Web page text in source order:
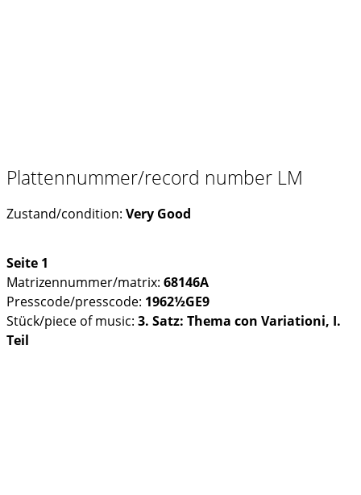
Plattennummer/record number LM
Zustand/condition: Very Good
Seite 1
Matrizennummer/matrix: 68146A
Presscode/presscode: 1962½GE9
Stück/piece of music: 3. Satz: Thema con Variationi, I.
Teil